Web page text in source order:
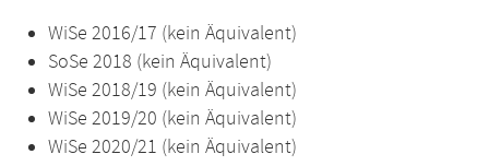
WiSe 2016/17 (kein Äquivalent)
SoSe 2018 (kein Äquivalent)
WiSe 2018/19 (kein Äquivalent)
WiSe 2019/20 (kein Äquivalent)
WiSe 2020/21 (kein Äquivalent)